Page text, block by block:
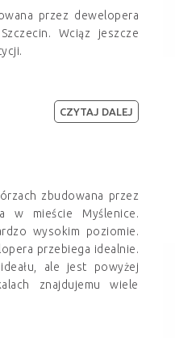
przez dewelopera
Wciąz jeszcze
zbudowana przez
w mieście Myślenice.
wysokim poziomie.
przebiega idealnie.
ale jest powyżej
znajdujemu wiele
CZYTAJ DALEJ